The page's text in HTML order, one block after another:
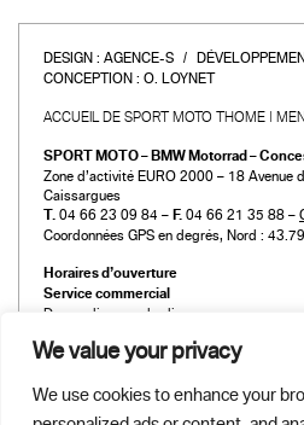
We value your privacy
We use cookies to enhance your
DESIGN : AGENCE-S
CONCEPTION : O. LOYNET
ACCUEIL DE SPORT MOTO THOME
SPORT MOTO – BMW Motorrad –
Zone d’activité EURO 2000 – 18 Avenue
Caissargues
T. 04 66 23 09 84 – F. 04 66 21 35 88 –
Coordonnées GPS en degrés, Nord :
Horaires d’ouverture
Service commercial
Du mardi au vendredi :
Le samedi :